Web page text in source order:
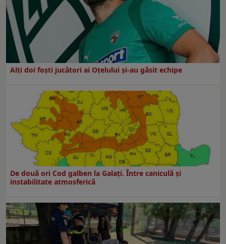
Alți doi foști jucători ai Oțelului și-au găsit echipe
De două ori Cod galben la Galaţi. Între caniculă şi
instabilitate atmosferică